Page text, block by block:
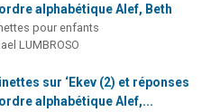
alphabétique Alef, Beth
pour enfants
LUMBROSO
sur ‘Ekev (2) et réponses
alphabétique Alef,...